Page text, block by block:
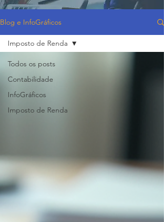
Blog e InfoGráficos
Todos os posts
Contabilidade
InfoGráficos
Imposto de Renda
Imposto de Renda